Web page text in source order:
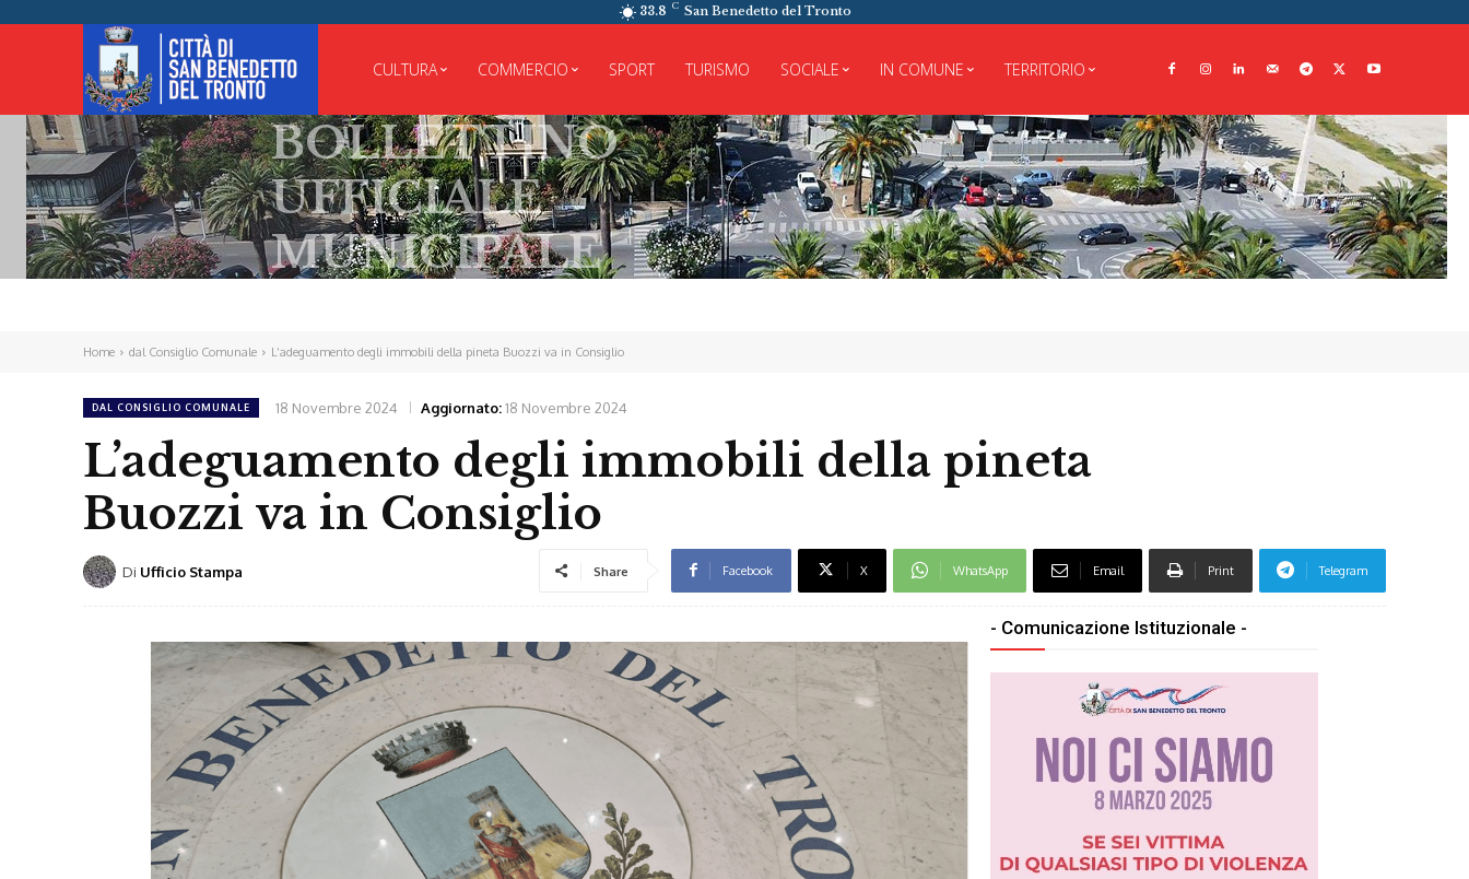
33.8 C San Benedetto del Tronto
CULTURA COMMERCIO SPORT TURISMO SOCIALE IN COMUNE TERRITORIO
BOLLETTINO
UFFICIALE
MUNICIPALE
Home dal Consiglio Comunale L’adeguamento degli immobili della pineta Buozzi va in Consiglio
DAL CONSIGLIO COMUNALE 18 Novembre 2024 Aggiornato:18 Novembre 2024
L’adeguamento degli immobili della pineta
Buozzi va in Consiglio
Di Ufficio Stampa Share Facebook X WhatsApp Email Print Telegram
- Comunicazione Istituzionale -